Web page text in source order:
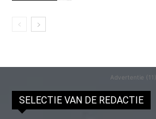
Advertentie (11)
SELECTIE VAN DE REDACTIE